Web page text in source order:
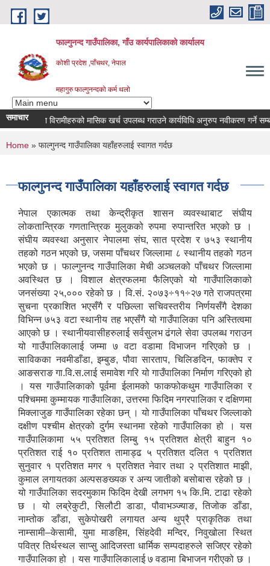
Skip to main content
फाल्गुनन्द गाउँपालिका, गाँउ कार्यपालिकाको कार्यालय
कोशी प्रदेश ,पाँचथर, नेपाल
महागुरु फाल्गुनन्दको कर्म थलो
समाचाररोगका विरामीहरुको मासिक खर्च उपलब्ध गराउने कार्यविधि अनुरुप नवीकरण गर्ने
You are here
Home » फाल्गुनन्द गाउँपालिका यहाँहरुलाई स्वागत गर्दछ
फाल्गुनन्द गाउँपालिका यहाँहरुलाई स्वागत गर्दछ
नेपाल एकात्मक तथा केन्द्रीकृत शासन व्यवस्थाबाट संघीय
लोकतान्त्रिक गणतान्त्रिक मुलुकको रुपमा रुपान्तरित भएको छ ।
संघीय व्यवस्था अनुसार नेपालमा संघ, सात प्रदेश र ७५३ स्थानीय
तहको गठन भएको छ, जसमा पाँचथर जिल्लामा ८ स्थानीय तहको गठन
भएको छ । फाल्गुनन्द गाउँपालिका मेची अञ्चलको पाँचथर जिल्लामा
अवस्थित छ । विशाल क्षेत्रफलमा फैलिएको यो गाउँपालिकाको
जनसंख्या २५,००० रहेको छ । वि.सं. २०७३÷११÷२७ गते राजपत्रमा
सुचना प्रकाशित भएसँगै र पछिल्ला सचिवस्तरीय निर्णयसँगै देशका
विभिन्न ७५३ वटा स्थानीय तह भएसँगै यो गाउँपालिका पनि अस्तित्वमा
आएको छ । स्थानीयवासीहरुलाई सर्वसुलभ ढंगले सेवा उपलब्ध गराउन
यो गाउँपालिकालाई जम्मा ७ वटा वडामा विभाजन गरिएको छ ।
साविकका नवमीडाँडा, इम्बुङ, पौवा सारताप, चिलिङदिन, फाक्तेप र
आङसराङ गा.वि.स.लाई समावेश गरि यो गाउँपालिका निर्माण गरिएको हो
। यस गाउँपालिकाको पूर्वमा ईलामको फाकफोकथुम गाउँपालिका र
पश्चिममा कुम्मायक गाउँपालिका, उत्तरमा फिदिम नगरपालिका र दक्षिणमा
मिक्लाजुङ गाउँपालिका रहेका छन् । यो गाउँपालिका पाँचथर जिल्लाको
दक्षीण पश्चीम क्षेत्रको दुर्गम स्थानमा रहेको गाउँपालिका हो । यस
गाउँपालिकामा ५५ प्रतिशत लिम्बु १५ प्रतिशत क्षेत्री बाहुन १०
प्रतिशत राई १० प्रतिशत तामाड्ढ ५ प्रतिशत दलित १ प्रतिशत
सुनुवार १ प्रतिशत मगर १ प्रतिशत नेवार तथा २ प्रतिशात माझी,
कुमाल लगायतका अल्पसङख्यक र अन्य जातीको बसोबास रहेको छ ।
यो गाउँपालिका सदरमुकाम फिदिम देखी लगभग १५ कि.मि. टाढा रहेको
छ । यो लब्रेकुटी, सिलौटी डाडा, पौवाभञ्ज्याङ, तिजोक डाँडा,
नाम्तोक डाँडा, सुकेपोखरी लगायत अन्य थुप्रै प्राकृतिक तथा
नाम्सामी–केसामी, युमा माङहिम, सिंहदेवी मन्दिर, निवुखोला स्थित
पवित्र तिर्थस्थल साप्सु आदिजस्ता धार्मिक सम्पदाहरुले सजिएर रहेको
गाउँपालिका हो । यस गाउँपालिकालाई ७ वडामा बिभाजन गरीएको छ ।